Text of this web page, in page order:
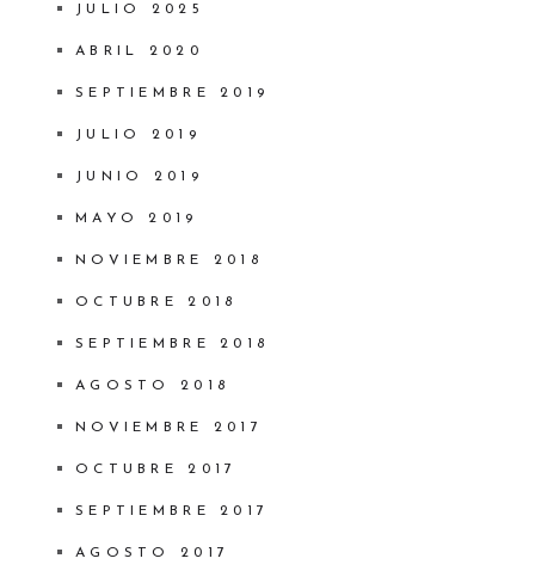
JULIO 2025
ABRIL 2020
SEPTIEMBRE 2019
JULIO 2019
JUNIO 2019
MAYO 2019
NOVIEMBRE 2018
OCTUBRE 2018
SEPTIEMBRE 2018
AGOSTO 2018
NOVIEMBRE 2017
OCTUBRE 2017
SEPTIEMBRE 2017
AGOSTO 2017